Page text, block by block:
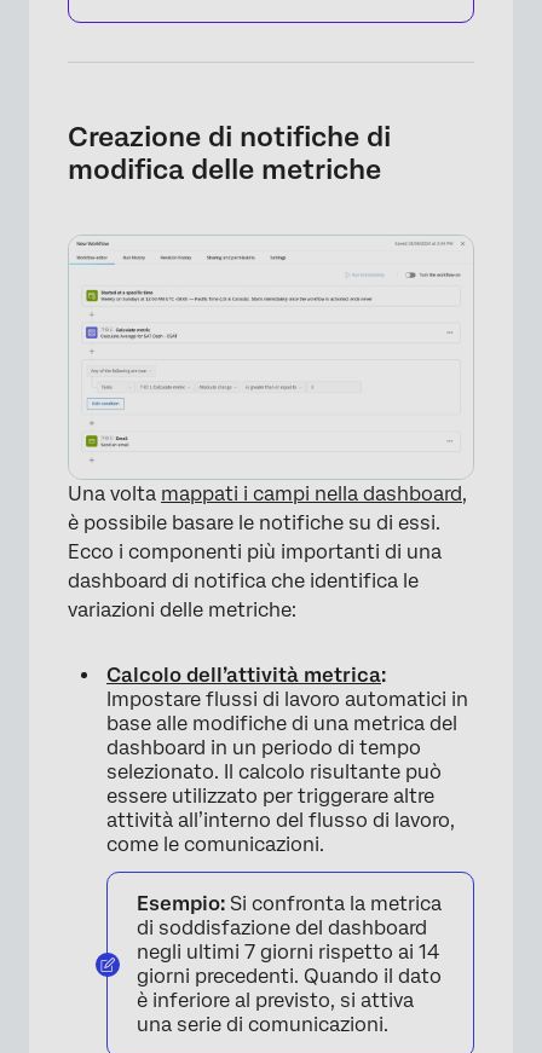
Creazione di notifiche di
modifica delle metriche
Una volta mappati i campi nella dashboard,
è possibile basare le notifiche su di essi.
Ecco i componenti più importanti di una
dashboard di notifica che identifica le
variazioni delle metriche:
Calcolo dell’attività metrica:
Impostare flussi di lavoro automatici in
base alle modifiche di una metrica del
dashboard in un periodo di tempo
selezionato. Il calcolo risultante può
essere utilizzato per triggerare altre
attività all’interno del flusso di lavoro,
come le comunicazioni.
Esempio: Si confronta la metrica
di soddisfazione del dashboard
negli ultimi 7 giorni rispetto ai 14
giorni precedenti. Quando il dato
è inferiore al previsto, si attiva
una serie di comunicazioni.